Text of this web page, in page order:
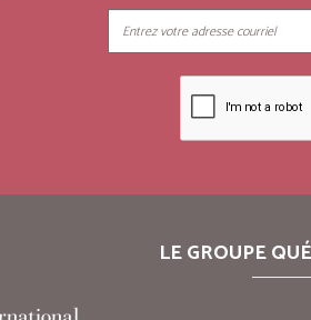
LE GROUPE